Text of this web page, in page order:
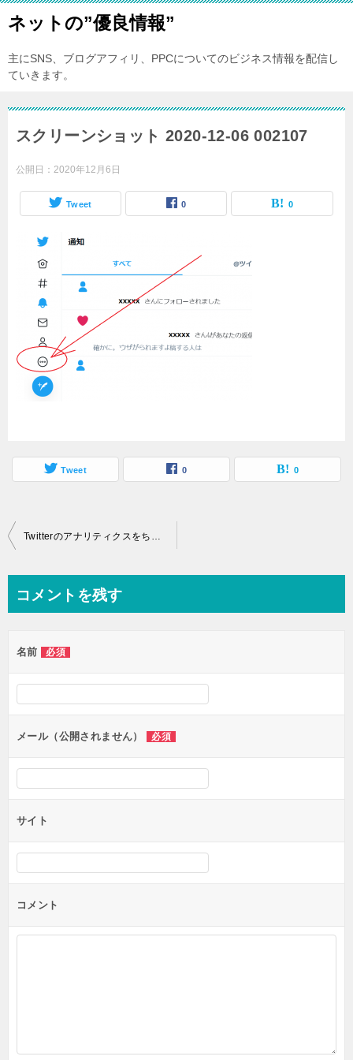
ネットの”優良情報”
主にSNS、ブログアフィリ、PPCについてのビジネス情報を配信し
ていきます。
スクリーンショット 2020-12-06 002107
公開日： 2020年12月6日
Tweet 0 0
Tweet 0 0
投
ビ
ー
シ
ン
Twitterのアナリティクスをちゃんと活用できていますか
コメントを残す
名前 必須
メール（公開されません） 必須
サイト
コメント